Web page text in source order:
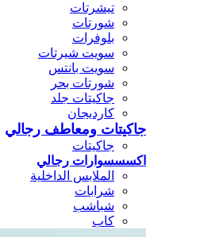
تيشرتات
شورتات
بلوفرات
سويت شيرتات
سويت بانتس
شورتات بحر
جاكيتات جلد
كارديجان
جاكيتات ومعاطف رجالي
جاكيتات
اكسسسوارات رجالي
الملابس الداخلية
شرابات
شباشب
كاب